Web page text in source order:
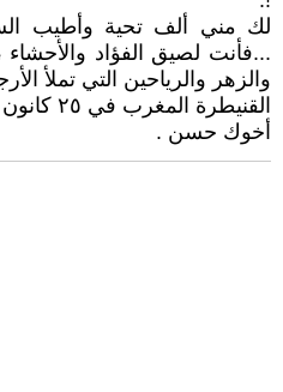
لك مني ألف تحية وأطيب
...فأنت لصيق الفؤاد
والزهر والرياحين التي تملأ
القنيطرة المغرب في ٢٥ كانون الثاني /يناير ٢٠٢٣ .
أخوك حسن .